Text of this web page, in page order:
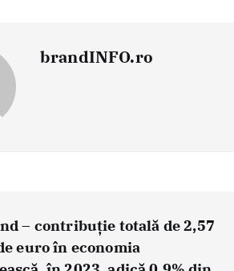
brandINFO.ro
– contribuție totală de 2,57
euro în economia